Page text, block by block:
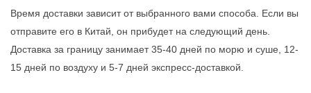
Время доставки зависит от выбранного вами способа. Если вы
отправите его в Китай, он прибудет на следующий день.
Доставка за границу занимает 35-40 дней по морю и суше, 12-
15 дней по воздуху и 5-7 дней экспресс-доставкой.